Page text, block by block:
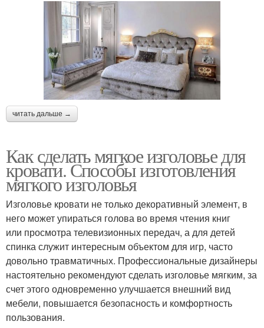
читать дальше →
Как сделать мягкое изголовье для
кровати. Способы изготовления
мягкого изголовья
Изголовье кровати не только декоративный элемент, в
него может упираться голова во время чтения книг
или просмотра телевизионных передач, а для детей
спинка служит интересным объектом для игр, часто
довольно травматичных. Профессиональные дизайнеры
настоятельно рекомендуют сделать изголовье мягким, за
счет этого одновременно улучшается внешний вид
мебели, повышается безопасность и комфортность
пользования.